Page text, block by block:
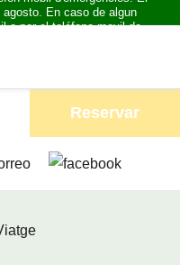
agosto. En caso de algun
o por el teléfono movil de
Reservar